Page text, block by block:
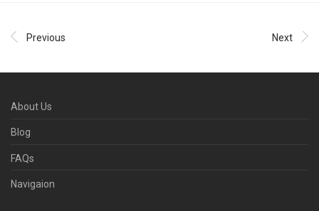
Previous Next
About Us
Blog
FAQs
Navigaion